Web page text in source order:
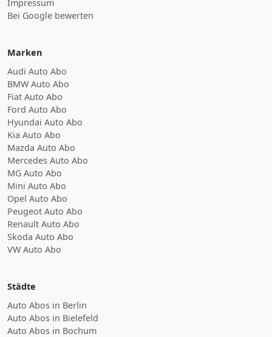
Impressum
Bei Google bewerten
Marken
Audi Auto Abo
BMW Auto Abo
Fiat Auto Abo
Ford Auto Abo
Hyundai Auto Abo
Kia Auto Abo
Mazda Auto Abo
Mercedes Auto Abo
MG Auto Abo
Mini Auto Abo
Opel Auto Abo
Peugeot Auto Abo
Renault Auto Abo
Skoda Auto Abo
VW Auto Abo
Städte
Auto Abos in Berlin
Auto Abos in Bielefeld
Auto Abos in Bochum